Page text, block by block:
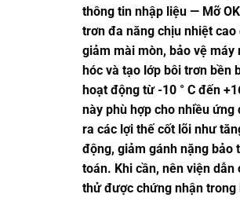
thông tin nhập liệu — Mỡ
trơn đa năng chịu nhiệt cao
giảm mài mòn, bảo vệ máy
hóc và tạo lớp bôi trơn bền
hoạt động từ -10 ° C đến
này phù hợp cho nhiều ứng
ra các lợi thế cốt lõi như
động, giảm gánh nặng bảo
toán. Khi cần, nên viện dẫn
thử được chứng nhận trong